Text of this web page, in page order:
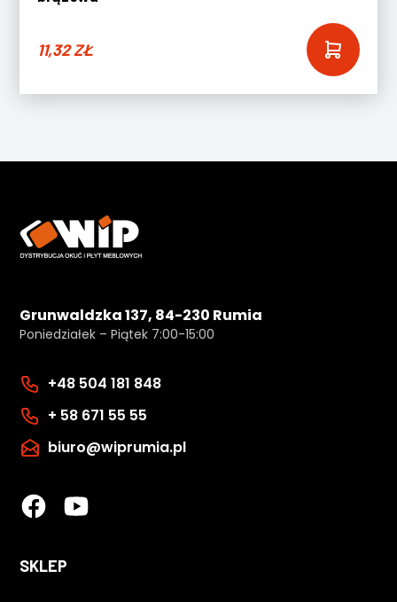
11,32ZŁ
Grunwaldzka 137, 84-230 Rumia
Poniedziałek – Piątek 7:00-15:00
+48 504 181 848
+ 58 671 55 55
biuro@wiprumia.pl
SKLEP